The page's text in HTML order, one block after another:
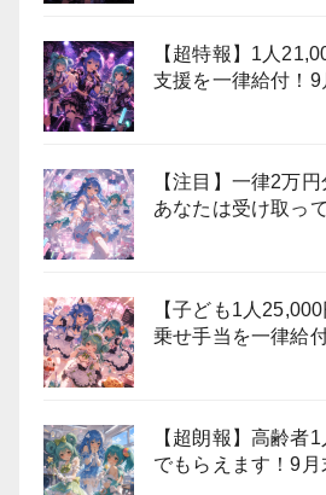
【超特報】1人
支援を一律給付！9
【注目】一律2万
あなたは受け取っ
【子ども1人
乗せ手当を一律給
【超朗報】高齢者
でもらえます！9